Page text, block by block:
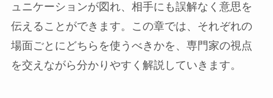
ュニケーションが図れ、相手にも誤解なく意思を
伝えることができます。この章では、それぞれの
場面ごとにどちらを使うべきかを、専門家の視点
を交えながら分かりやすく解説していきます。